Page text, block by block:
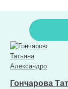
Гончарова